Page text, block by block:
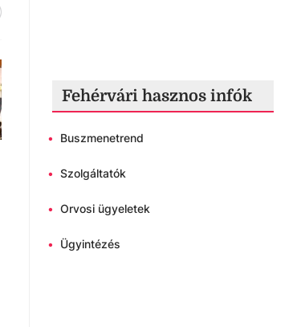
Fehérvári hasznos infók
• Buszmenetrend
• Szolgáltatók
• Orvosi ügyeletek
• Ügyintézés